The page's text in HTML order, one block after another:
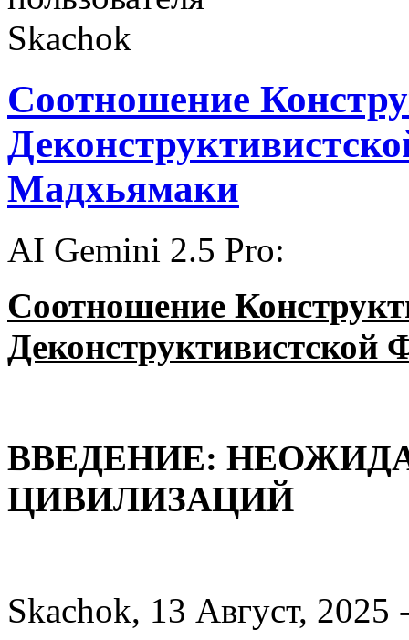
Соотношение
Мадхьямаки
AI Gemini 2.5 Pro:
Соотношение
Деконструктивистской
ВВЕДЕНИЕ:
ЦИВИЛИЗАЦИЙ
Skachok, 13 Август, 2025